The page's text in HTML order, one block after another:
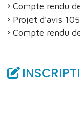
Compte rendu
Projet d'avis
Compte rendu